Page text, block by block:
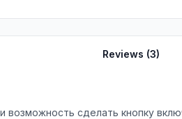
Reviews (3)
возможность сделать кнопку